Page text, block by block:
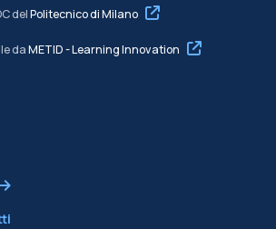
delPolitecnico di Milano
daMETID - Learning Innovation